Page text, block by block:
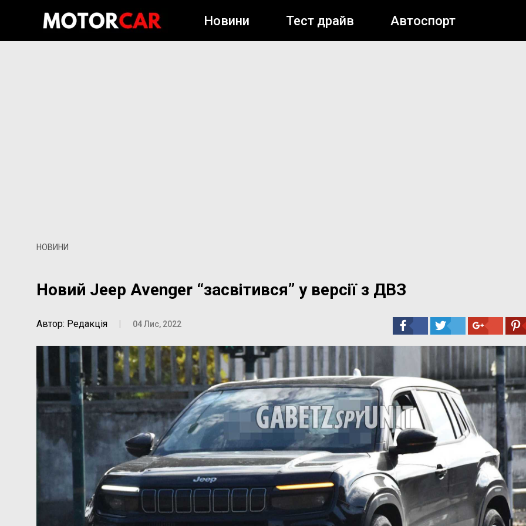
Новини Тест драйв Автоспорт
НОВИНИ
Новий Jeep Avenger “засвітився” у версії з ДВЗ
Автор: Редакція | 04 Лис, 2022